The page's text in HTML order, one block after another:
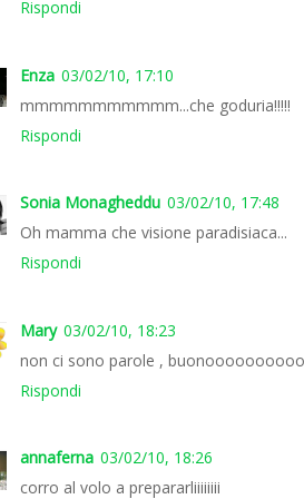
Rispondi
Enza 03/02/10, 17:10
mmmmmmmmmmm...che goduria!!!!!
Rispondi
Sonia Monagheddu 03/02/10, 17:48
Oh mamma che visione paradisiaca...
Rispondi
Mary 03/02/10, 18:23
non ci sono parole ,
Rispondi
annaferna 03/02/10, 18:26
corro al volo a prepararliiiiiiii